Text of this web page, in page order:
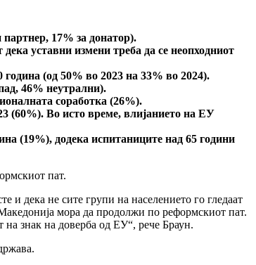
17% за донатор).
уставни измени треба да се неопходниот
(од 50% во 2023 на 33% во 2024).
46% неутрални).
соработка (26%).
(60%). Во исто време, влијанието на ЕУ
(19%), додека испитаниците над 65 години
пат.
и дека не сите групи на населението го гледаат
мора да продолжи по реформскиот пат.
на знак на доверба од ЕУ“, рече Браун.